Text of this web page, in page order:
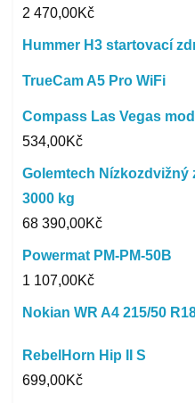
2 470,00Kč
Hummer H3 startovací
TrueCam A5 Pro WiFi
Compass Las Vegas
534,00Kč
Golemtech
3000 kg
68 390,00Kč
Powermat PM-PM-50B
1 107,00Kč
Nokian WR A4 215/50
RebelHorn Hip II S
699,00Kč